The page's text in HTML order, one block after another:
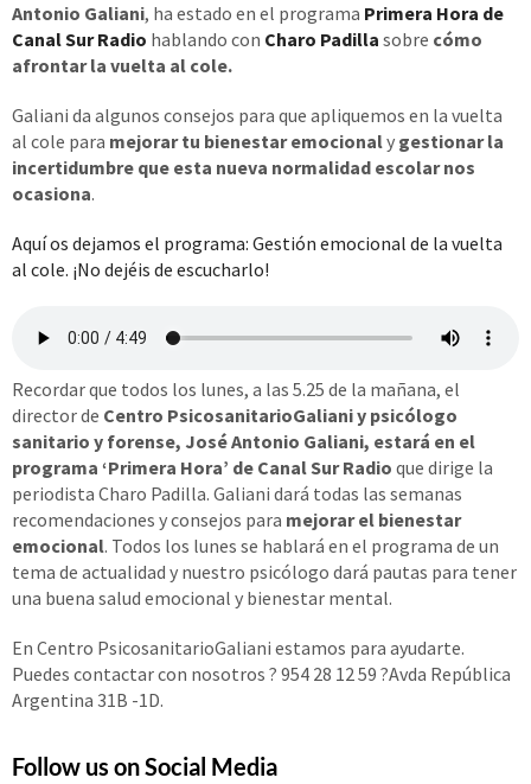
Antonio Galiani, ha estado en el programa Primera Hora de
Canal Sur Radio hablando con Charo Padilla sobre cómo
afrontar la vuelta al cole.
Galiani da algunos consejos para que apliquemos en la vuelta
al cole para mejorar tu bienestar emocionaly gestionar la
incertidumbre que esta nueva normalidad escolar nos
ocasiona.
Aquí os dejamos el programa: Gestión emocional de la vuelta
al cole. ¡No dejéis de escucharlo!
Recordar que todos los lunes, a las 5.25 de la mañana, el
director de Centro PsicosanitarioGaliani y psicólogo
sanitario y forense, José Antonio Galiani, estará en el
programa ‘Primera Hora’ de Canal Sur Radio que dirige la
periodista Charo Padilla. Galiani dará todas las semanas
recomendaciones y consejos para mejorar el bienestar
emocional. Todos los lunes se hablará en el programa de un
tema de actualidad y nuestro psicólogo dará pautas para tener
una buena salud emocional y bienestar mental.
En Centro PsicosanitarioGaliani estamos para ayudarte.
Puedes contactar con nosotros ? 954 28 12 59 ?Avda República
Argentina 31B -1D.
Follow us on Social Media